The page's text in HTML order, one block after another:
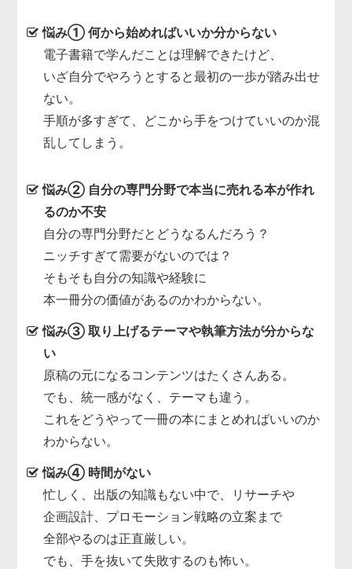
悩み① 何から始めればいいか分からない
電子書籍で学んだことは理解できたけど、
いざ自分でやろうとすると最初の一歩が踏み出せ
ない。
手順が多すぎて、どこから手をつけていいのか混
乱してしまう。
悩み② 自分の専門分野で本当に売れる本が作れ
るのか不安
自分の専門分野だとどうなるんだろう？
ニッチすぎて需要がないのでは？
そもそも自分の知識や経験に
本一冊分の価値があるのかわからない。
悩み③ 取り上げるテーマや執筆方法が分からな
い
原稿の元になるコンテンツはたくさんある。
でも、統一感がなく、テーマも違う。
これをどうやって一冊の本にまとめればいいのか
わからない。
悩み④ 時間がない
忙しく、出版の知識もない中で、リサーチや
企画設計、プロモーション戦略の立案まで
全部やるのは正直厳しい。
でも、手を抜いて失敗するのも怖い。